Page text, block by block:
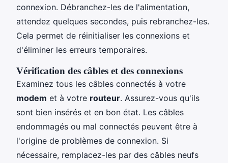
connexion. Débranchez-les de l'alimentation,
attendez quelques secondes, puis rebranchez-les.
Cela permet de réinitialiser les connexions et
d'éliminer les erreurs temporaires.
Vérification des câbles et des connexions
Examinez tous les câbles connectés à votre
modem et à votre routeur. Assurez-vous qu'ils
sont bien insérés et en bon état. Les câbles
endommagés ou mal connectés peuvent être à
l'origine de problèmes de connexion. Si
nécessaire, remplacez-les par des câbles neufs